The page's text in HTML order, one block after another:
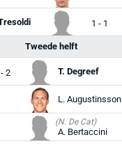
1 - 1
Tweede helft
2 T. Degreef
L. Augustinsson
(N. De Cat)
A. Bertaccini